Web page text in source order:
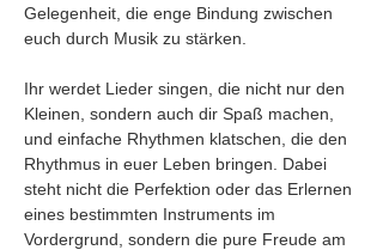
Gelegenheit, die enge Bindung zwischen
euch durch Musik zu stärken.
Ihr werdet Lieder singen, die nicht nur den
Kleinen, sondern auch dir Spaß machen,
und einfache Rhythmen klatschen, die den
Rhythmus in euer Leben bringen. Dabei
steht nicht die Perfektion oder das Erlernen
eines bestimmten Instruments im
Vordergrund, sondern die pure Freude am